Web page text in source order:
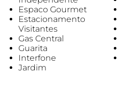
Espaco Gourmet
Estacionamento
Visitantes
Gas Central
Guarita
Interfone
Jardim